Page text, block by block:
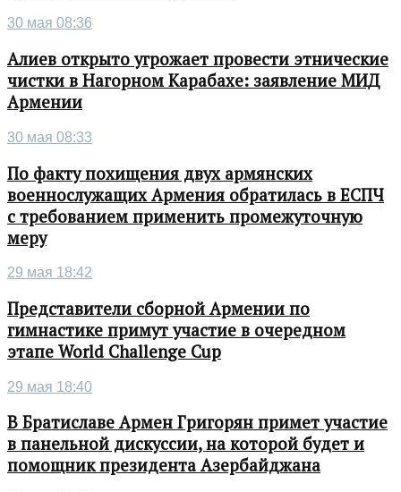
30 мая 08:36
Алиев открыто угрожает провести этнические
чистки в Нагорном Карабахе: заявление МИД
Армении
30 мая 08:33
По факту похищения двух армянских
военнослужащих Армения обратилась в ЕСПЧ
с требованием применить промежуточную
меру
29 мая 18:42
Представители сборной Армении по
гимнастике примут участие в очередном
этапе World Challenge Cup
29 мая 18:40
В Братиславе Армен Григорян примет участие
в панельной дискуссии, на которой будет и
помощник президента Азербайджана